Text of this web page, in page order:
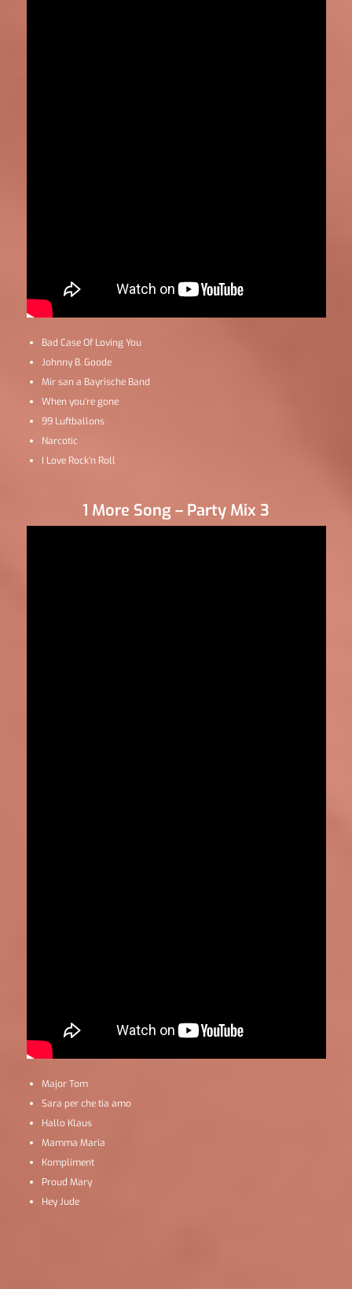
Bad Case Of Loving You
Johnny B. Goode
Mir san a Bayrische Band
When you’re gone
99 Luftballons
Narcotic
I Love Rock’n Roll
1 More Song – Party Mix 3
Major Tom
Sara per che tia amo
Hallo Klaus
Mamma Maria
Kompliment
Proud Mary
Hey Jude